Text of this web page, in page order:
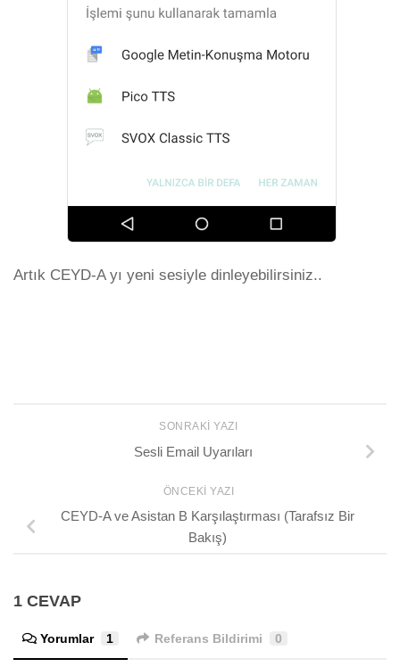
Artık CEYD-A yı yeni sesiyle dinleyebilirsiniz..
SONRAKI YAZI
Sesli Email Uyarıları
ÖNCEKI YAZI
CEYD-A ve Asistan B Karşılaştırması (Tarafsız Bir
Bakış)
1 CEVAP
Yorumlar 1 Referans Bildirimi 0